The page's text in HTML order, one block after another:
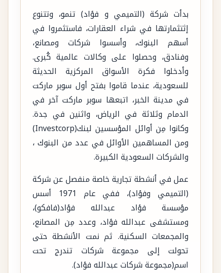
بدأت شركة (التميمي و فؤاد) تنمو، وتتنوع
إثتثمارتها في شراء العقارات، فاستثمروا في
أسهم البنوك، وأسسوا شركات ومصانع،
وفنادق، وحصلوا على وكالات عالمية كُبرى.
وأدخلوا فكرة الأسواق المركزية الحديثة
للسعودية، عندما قاموا بفتح أول سوبر ماركت
في مدينة الخبر، اتبعها سوبر ماركت آخر في
الدمام وثلاثة في الرياض، واثنين في جدة.
وكانوا مِن أوائل المؤسسين لبنك(Investcorp)
ومن المساهمين الأوائل في عدد من البنوك ،
والشركات السعودية الكبيرة.
عمل في أنشطة تجارية خاصة منفصل عن شركة
(التميمي وفؤاد)، ففي عام 1971 أسس
مؤسسة فؤاد عبدالله فؤاد(فافكو)،
ومستشفى عبدالله فؤاد، وعدد مِن المصانع،
والمجمعات السكنية. ثم نمت الأنشطة حتى
تحولت إلى مجموعة شركات تندرج تحت
اسم(مجموعة شركات عبدالله فؤاد).